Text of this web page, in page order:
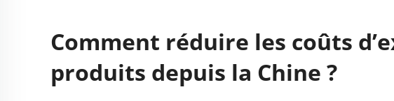
Comment réduire les coûts
produits depuis la Chine ?